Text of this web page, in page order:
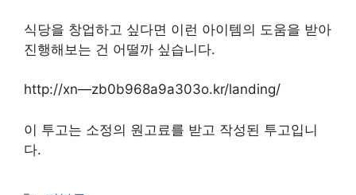
식당을 창업하고 싶다면 이런 아이템의 도움을 받아
진행해보는 건 어떨까 싶습니다.
http://xn—zb0b968a9a303o.kr/landing/
이 투고는 소정의 원고료를 받고 작성된 투고입니
다.